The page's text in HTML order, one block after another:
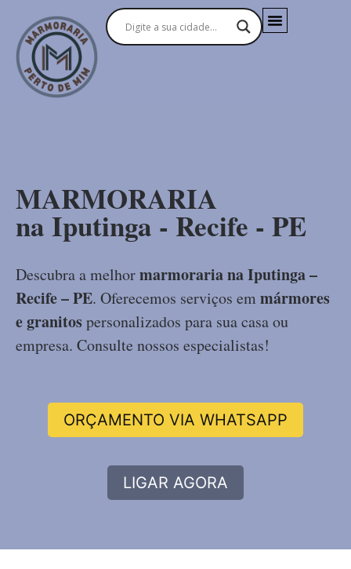
MARMORARIA
na Iputinga - Recife - PE
Descubra a melhormarmoraria na Iputinga –
Recife – PE. Oferecemos serviços em mármores
e granitos personalizados para sua casa ou
empresa. Consulte nossos especialistas!
ORÇAMENTO VIA WHATSAPP
LIGAR AGORA